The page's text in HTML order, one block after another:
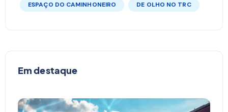
ESPAÇO DO CAMINHONEIRO DE OLHO NO TRC
Em destaque